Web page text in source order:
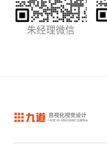
朱经理微信